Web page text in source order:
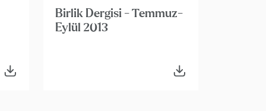
Birlik Dergisi - Temmuz-
Eylül 2013